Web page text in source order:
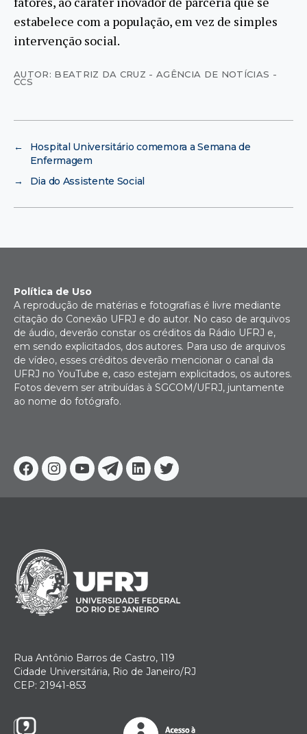
estabelece com a população, em vez de simples
intervenção social.
AUTOR: BEATRIZ DA CRUZ - AGÊNCIA DE NOTÍCIAS -
CCS
←
Hospital Universitário comemora a Semana de
Enfermagem
→
Dia do Assistente Social
Facebook
Instagram
YoutubeTelegram
Linkedin
Twitter
Política de Uso
A reprodução de matérias e fotografias é livre mediante
citação do Conexão UFRJ e do autor. No caso de arquivos
de áudio, deverão constar os créditos da Rádio UFRJ e,
em sendo explicitados, dos autores. Para uso de arquivos
de vídeo, esses créditos deverão mencionar o canal da
UFRJ no YouTube e, caso estejam explicitados, os autores.
Fotos devem ser atribuídas à SGCOM/UFRJ, juntamente
ao nome do fotógrafo.
Rua Antônio Barros de Castro, 119
Cidade Universitária, Rio de Janeiro/RJ
CEP: 21941-853